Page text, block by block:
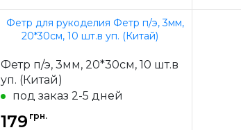
Бренд
Richard
Wernekinck
Страна-
Нидерланды
Фетр п/э, 3мм, 20*30см, 10 шт.в
уп. (Китай)
под заказ 2-5 дней
179 грн.